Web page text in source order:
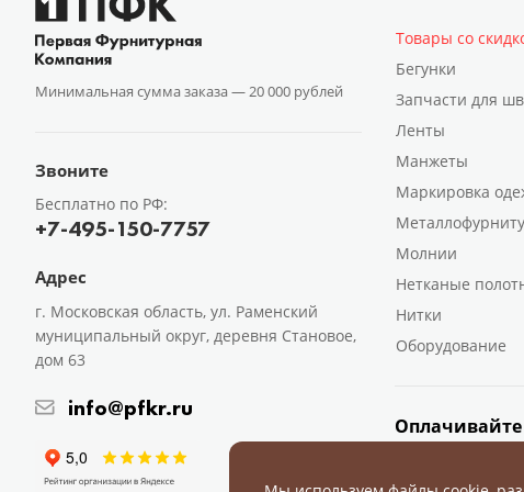
Минимальная сумма заказа —20 000 рублей
Звоните
Бесплатно по РФ:
+7-495-150-7757
Адрес
г. Московская область, ул. Раменский
муниципальный округ, деревня Становое,
дом 63
info@pfkr.ru
Товары со
Бегунки
Запчасти для
Ленты
Манжеты
Маркировка
Молнии
Нетканые
Нитки
Оборудование